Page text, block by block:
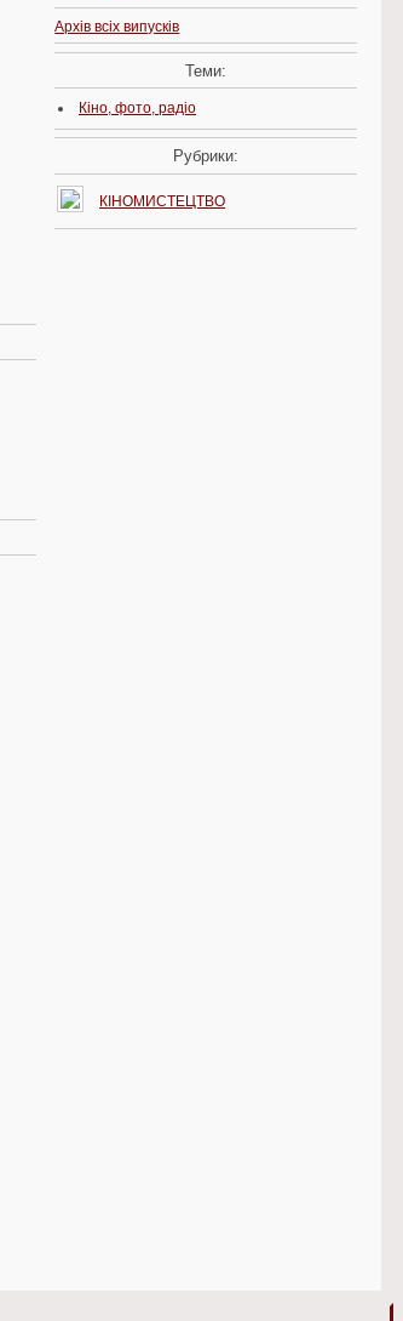
Архів всіх випусків
Теми:
Кіно, фото, радіо
Рубрики:
КІНОМИСТЕЦТВО